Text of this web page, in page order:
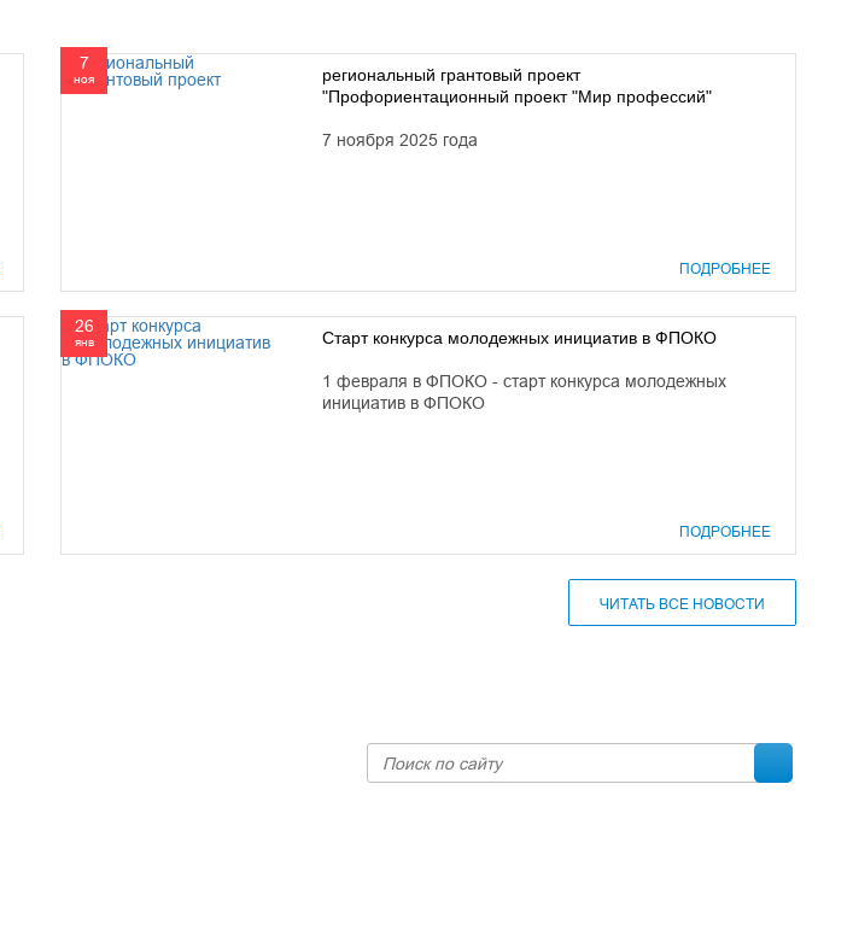
7
ноя
региональный грантовый проект
"Профориентационный проект "Мир профессий"
7 ноября 2025 года
ПОДРОБНЕЕ
26
янв Старт конкурса молодежных инициатив в ФПОКО
1 февраля в ФПОКО - старт конкурса молодежных
инициатив в ФПОКО
ПОДРОБНЕЕ
ЧИТАТЬ ВСЕ НОВОСТИ